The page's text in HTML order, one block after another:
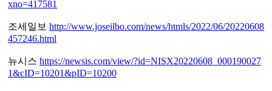
xno=417581
조세일보 http://www.joseilbo.com/news/htmls/2022/06/20220608
457246.html
뉴시스 https://newsis.com/view/?id=NISX20220608_000190027
1&cID=10201&pID=10200